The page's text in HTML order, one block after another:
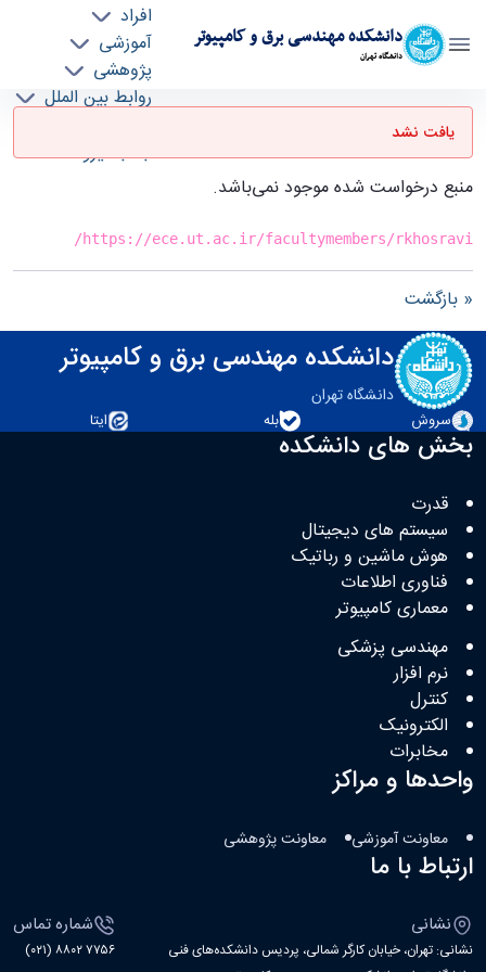
دانشکده مهندسی برق و کامپیوتر
دانشگاه تهران
افراد
آموزشی
پژوهشی
روابط بین الملل
جذب نیرو
صفحه اصلی - ece- دانشکده مهندسی برق و
کامپیوتر
یافت نشد
منبع درخواست شده موجود نمی‌باشد.
https://ece.ut.ac.ir/facultymembers/rkhosravi/
« بازگشت
دانشکده مهندسی برق و کامپیوتر
دانشگاه تهران
سروش
بله ایتا
بخش های دانشکده
قدرت
سیستم های دیجیتال
هوش ماشین و رباتیک
فناوری اطلاعات
معماری کامپیوتر
مهندسی پزشکی
نرم افزار
کنترل
الکترونیک
مخابرات
واحدها و مراکز
معاونت آموزشی معاونت پژوهشی
ارتباط با ما
نشانی
نشانی: تهران، خیابان کارگر شمالی، پردیس دانشکده‌های فنی
شماره تماس
۷۷۵۶ ۸۸۰۲ (۰۲۱)